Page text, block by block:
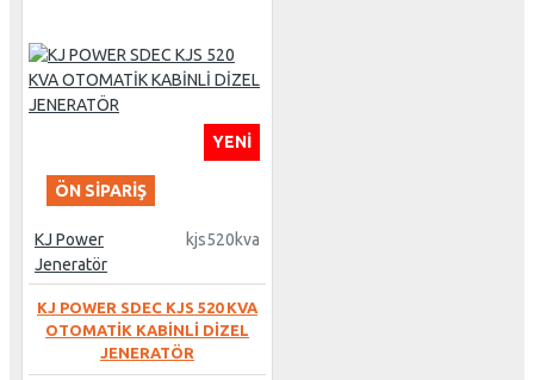
YENI
ÖN SIPARIŞ
KJ Power
Jeneratör
kjs520kva
KJ POWER SDEC KJS 520 KVA
OTOMATİK KABİNLİ DİZEL
JENERATÖR